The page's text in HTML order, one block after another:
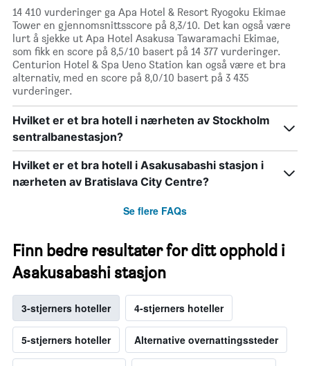
14 410 vurderinger ga Apa Hotel & Resort Ryogoku Ekimae
Tower en gjennomsnittsscore på 8,3/10. Det kan også være
lurt å sjekke ut Apa Hotel Asakusa Tawaramachi Ekimae,
som fikk en score på 8,5/10 basert på 14 377 vurderinger.
Centurion Hotel & Spa Ueno Station kan også være et bra
alternativ, med en score på 8,0/10 basert på 3 435
vurderinger.
Hvilket er et bra hotell i nærheten av Stockholm
sentralbanestasjon?
Hvilket er et bra hotell i Asakusabashi stasjon i
nærheten av Bratislava City Centre?
Se flere FAQs
Finn bedre resultater for ditt opphold i
Asakusabashi stasjon
3-stjerners hoteller 4-stjerners hoteller
5-stjerners hoteller Alternative overnattingssteder